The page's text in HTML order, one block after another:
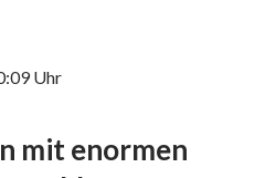
Uhr
mit enormen